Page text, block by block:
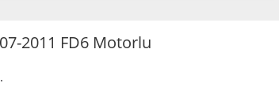
2011 FD6 Motorlu